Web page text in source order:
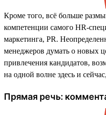
Кроме того, всё больше
компетенции самого HR-
маркетинга, PR.
менеджеров думать о новых
привлечения кандидатов,
на одной волне здесь и
Прямая речь: